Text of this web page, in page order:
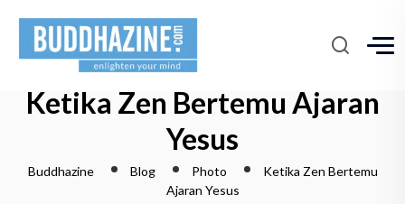
Ketika Zen Bertemu Ajaran
Yesus
Buddhazine Blog Photo
Ketika Zen Bertemu
Ajaran Yesus